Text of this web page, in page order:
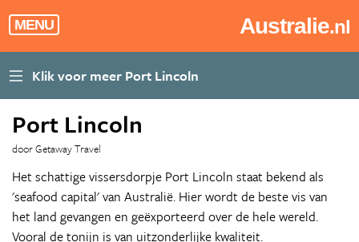
MENU Australie.nl
Port Lincoln
door Getaway Travel
Het schattige vissersdorpje Port Lincoln staat bekend als
'seafood capital' van Australië. Hier wordt de beste vis van
het land gevangen en geëxporteerd over de hele wereld.
Vooral de tonijn is van uitzonderlijke kwaliteit.